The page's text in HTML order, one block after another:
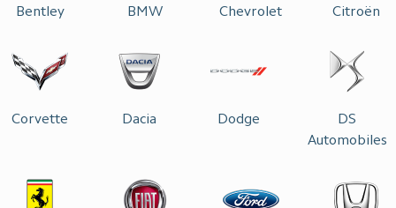
Bentley BMW Chevrolet Citroën
Corvette Dacia Dodge
DS
Automobiles